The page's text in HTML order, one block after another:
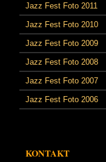
Jazz Fest Foto 2011
Jazz Fest Foto 2010
Jazz Fest Foto 2009
Jazz Fest Foto 2008
Jazz Fest Foto 2007
Jazz Fest Foto 2006
KONTAKT